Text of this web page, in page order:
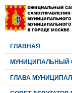
ГЛАВНАЯ
МУНИЦИПАЛЬНЫЙ
ГЛАВА